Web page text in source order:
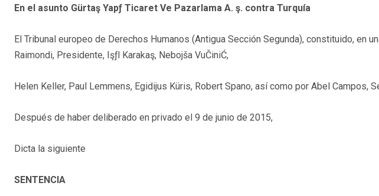
En el asunto Gürtaş Yapƒ Ticaret Ve Pazarlama A. ş. contra Turquía
El Tribunal europeo de Derechos Humanos (Antigua Sección Segunda), constituido, en
Raimondi, Presidente, Işƒl Karakaş, Nebojša VuČiniĆ,
Helen Keller, Paul Lemmens, Egidijus Küris, Robert Spano, así como por Abel Campos,
Después de haber deliberado en privado el 9 de junio de 2015,
Dicta la siguiente
SENTENCIA